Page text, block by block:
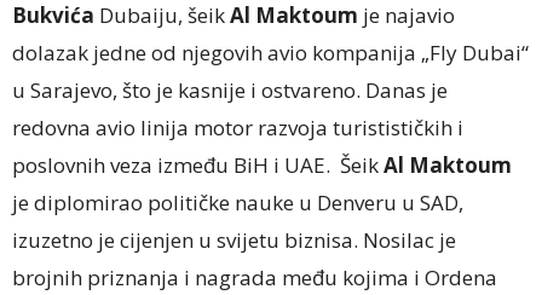
Bukvića Dubaiju, šeikAl Maktoum je najavio
dolazak jedne od njegovih avio kompanija „Fly Dubai“
u Sarajevo, što je kasnije i ostvareno. Danas je
redovna avio linija motor razvoja turistističkih i
poslovnih veza između BiH i UAE. ŠeikAl Maktoum
je diplomirao političke nauke u Denveru u SAD,
izuzetno je cijenjen u svijetu biznisa. Nosilac je
brojnih priznanja i nagrada među kojima i Ordena